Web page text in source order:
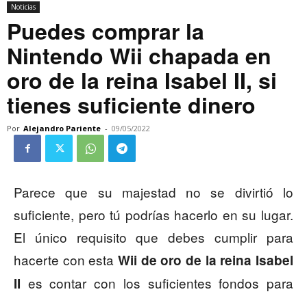
Noticias
Puedes comprar la
Nintendo Wii chapada en
oro de la reina Isabel II, si
tienes suficiente dinero
Por Alejandro Pariente - 09/05/2022
Parece que su majestad no se divirtió lo
suficiente, pero tú podrías hacerlo en su lugar.
El único requisito que debes cumplir para
hacerte con esta Wii de oro de la reina Isabel
II es contar con los suficientes fondos para